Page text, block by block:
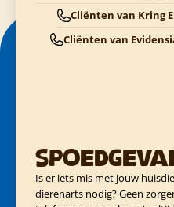
Cliënten van Kring
Cliënten van
Is er iets mis met jouw
dierenarts nodig? Geen